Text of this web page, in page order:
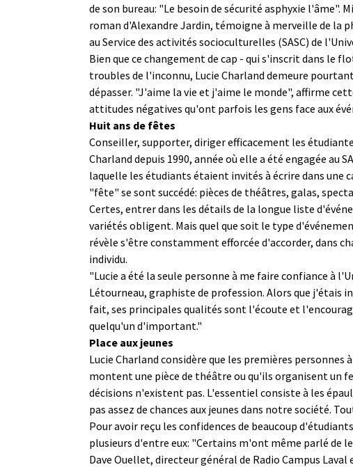
de son bureau: "Le besoin de sécurité asphyxie l'âme".
roman d'Alexandre Jardin, témoigne à merveille de la
au Service des activités socioculturelles (SASC) de
Bien que ce changement de cap - qui s'inscrit dans le
troubles de l'inconnu, Lucie Charland demeure
dépasser. "J'aime la vie et j'aime le monde", affirme
attitudes négatives qu'ont parfois les gens face aux
Huit ans de fêtes
Conseiller, supporter, diriger efficacement les
Charland depuis 1990, année où elle a été engagée au
laquelle les étudiants étaient invités à écrire dans une
"fête" se sont succédé: pièces de théâtres, galas,
Certes, entrer dans les détails de la longue liste
variétés obligent. Mais quel que soit le type
révèle s'être constamment efforcée d'accorder, dans
individu.
"Lucie a été la seule personne à me faire confiance à
Létourneau, graphiste de profession. Alors que j'étais
fait, ses principales qualités sont l'écoute et
quelqu'un d'important."
Place aux jeunes
Lucie Charland considère que les premières
montent une pièce de théâtre ou qu'ils organisent un
décisions n'existent pas. L'essentiel consiste à les
pas assez de chances aux jeunes dans notre société.
Pour avoir reçu les confidences de beaucoup
plusieurs d'entre eux: "Certains m'ont même parlé de
Dave Ouellet, directeur général de Radio Campus